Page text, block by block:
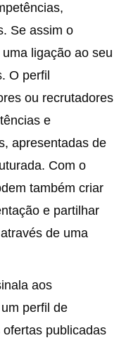
Se assim o
ligação ao seu
O perfil
ou recrutadores
e
apresentadas de
Com o
também criar
e partilhar
de uma
aos
perfil de
publicadas